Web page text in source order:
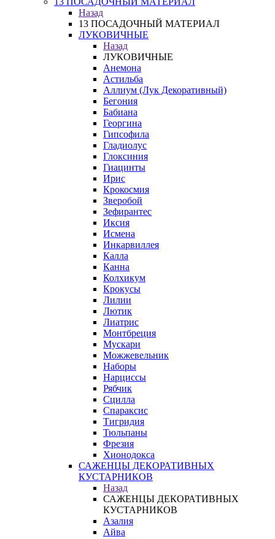
Назад
13 ПОСАДОЧНЫЙ МАТЕРИАЛ
ЛУКОВИЧНЫЕ
Назад
ЛУКОВИЧНЫЕ
Анемона
Астильба
Аллиум (Лук Декоративный)
Бегония
Бабиана
Георгина
Гипсофила
Гладиолус
Глоксиния
Гиацинты
Ирис
Крокосмия
Зверобой
Зефирантес
Иксия
Исмена
Инкарвиллея
Калла
Канна
Колхикум
Крокусы
Лилии
Лютик
Лиатрис
Монтбреция
Мускари
Можжевельник
Наборы
Нарциссы
Рябчик
Сцилла
Спараксис
Тигридия
Тюльпаны
Фрезия
Хионодокса
САЖЕНЦЫ ДЕКОРАТИВНЫХ
КУСТАРНИКОВ
Назад
САЖЕНЦЫ ДЕКОРАТИВНЫХ
КУСТАРНИКОВ
Азалия
Айва